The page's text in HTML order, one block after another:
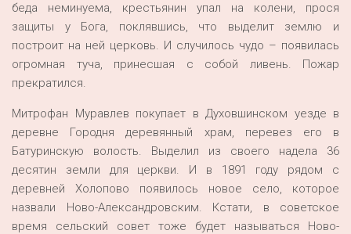
беда неминуема, крестьянин упал на колени, прося
защиты у Бога, поклявшись, что выделит землю и
построит на ней церковь. И случилось чудо – появилась
огромная туча, принесшая с собой ливень. Пожар
прекратился.
Митрофан Муравлев покупает в Духовшинском уезде в
деревне Городня деревянный храм, перевез его в
Батуринскую волость. Выделил из своего надела 36
десятин земли для церкви. И в 1891 году рядом с
деревней Холопово появилось новое село, которое
назвали Ново-Александровским. Кстати, в советское
время сельский совет тоже будет называться Ново-